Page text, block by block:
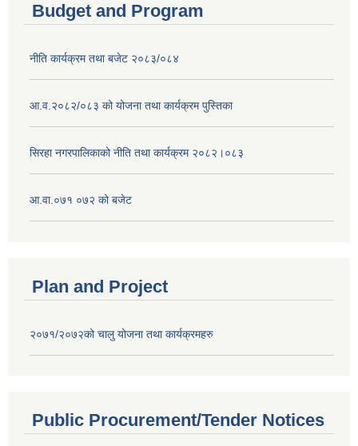
Budget and Program
नीति कार्यक्रम तथा बजेट २०८३/०८४
आ.व.२०८२/०८३ को योजना तथा कार्यक्रम पुस्तिका
सिरहा नगरपालिकाको नीति तथा कार्यक्रम २०८२।०८३
आ.वा.०७१ ०७२ को बजेट
Plan and Project
२०७१/२०७२को चालु योजना तथा कार्यक्रमहरु
Public Procurement/Tender Notices